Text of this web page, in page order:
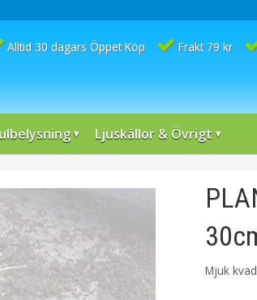
Alltid 30 dagars Öppet Köp Frakt 79 kr
Ljuskällor & Övrigt
Mjuk